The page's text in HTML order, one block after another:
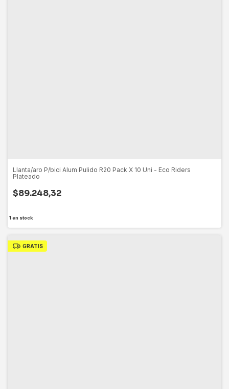
Llanta/aro P/bici Alum Pulido R20 Pack X 10 Uni - Eco Riders
Plateado
$89.248,32
1 en stock
GRATIS